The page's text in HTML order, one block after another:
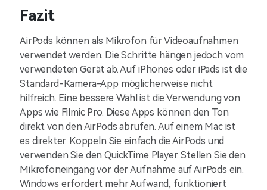
Fazit
AirPods können als Mikrofon für Videoaufnahmen
verwendet werden. Die Schritte hängen jedoch vom
verwendeten Gerät ab. Auf iPhones oder iPads ist die
Standard-Kamera-App möglicherweise nicht
hilfreich. Eine bessere Wahl ist die Verwendung von
Apps wie Filmic Pro. Diese Apps können den Ton
direkt von den AirPods abrufen. Auf einem Mac ist
es direkter. Koppeln Sie einfach die AirPods und
verwenden Sie den QuickTime Player. Stellen Sie den
Mikrofoneingang vor der Aufnahme auf AirPods ein.
Windows erfordert mehr Aufwand, funktioniert